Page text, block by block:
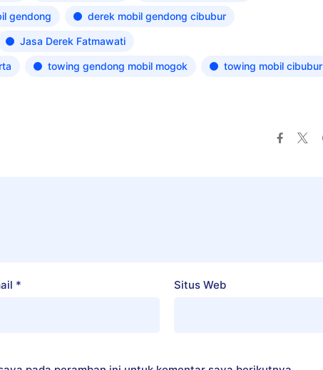
gendong derek mobil gendong cibubur
Jasa Derek Fatmawati
towing gendong mobil mogok towing mobil cibubur
* Situs Web